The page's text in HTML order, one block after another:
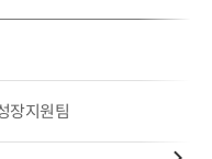
장지원팀